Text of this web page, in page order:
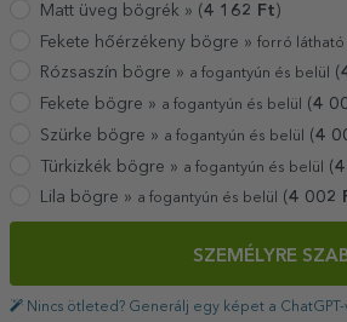
Matt üveg bögrék » (4 162 Ft )
Fekete hőérzékeny bögre » forró látható
Rózsaszín bögre » a fogantyún és belül (
Fekete bögre » a fogantyún és belül (4
Szürke bögre » a fogantyún és belül (4
Türkizkék bögre » a fogantyún és belül (
Lila bögre » a fogantyún és belül (4 002
SZEMÉLYRE
Nincs ötleted? Generálj egy képet a ChatGPT-